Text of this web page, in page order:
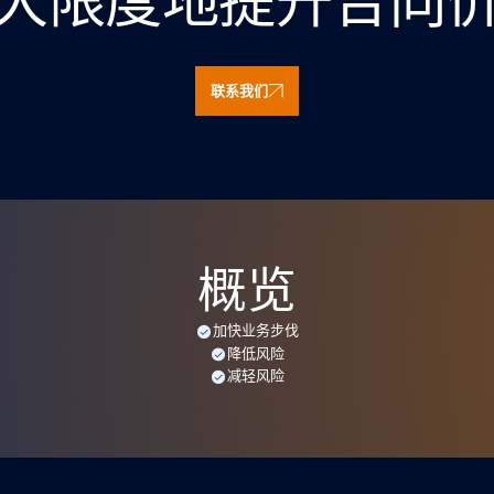
联系我们
概览
加快业务步伐
降低风险
减轻风险